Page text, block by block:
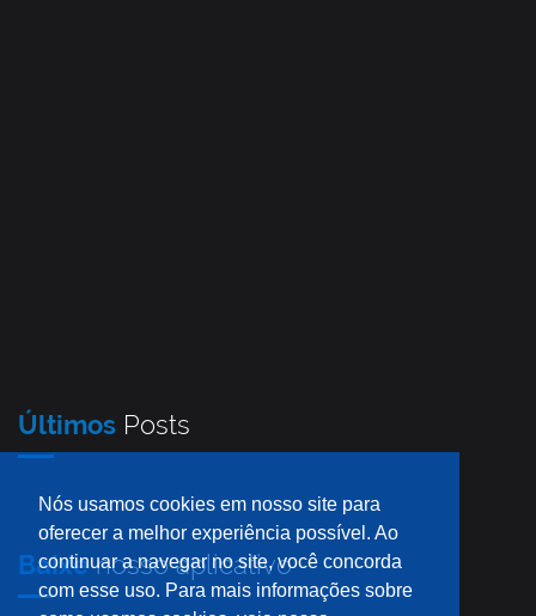
Nós usamos cookies em nosso site para
oferecer a melhor experiência possível. Ao
continuar a navegar no site, você concorda
com esse uso. Para mais informações sobre
Últimos Posts
Baixenosso aplicativo